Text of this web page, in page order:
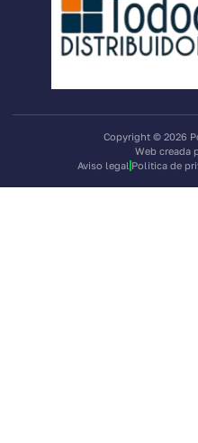
Copyright © 2026
Web creada
Aviso legal Politica de